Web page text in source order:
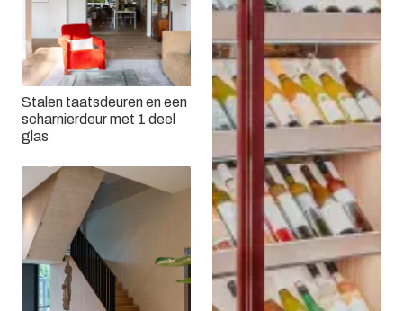
Stalen taatsdeuren en een
scharnierdeur met 1 deel
glas